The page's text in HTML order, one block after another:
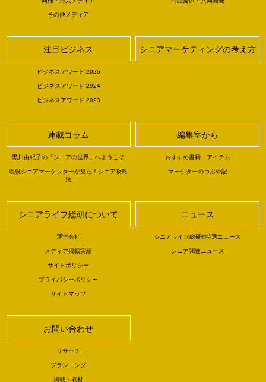
その他メディア
注目ビジネス
ビジネスアワード 2025
ビジネスアワード 2024
ビジネスアワード 2023
シニアマーケティングの考え方
連載コラム
黒川由紀子の「シニアの世界」へようこそ
現役シニアマーケッターが見た！シニア攻略
法
編集室から
おすすめ書籍・アイテム
マーケターのつぶや記
シニアライフ総研について
運営会社
メディア掲載実績
サイトポリシー
プライバシーポリシー
サイトマップ
ニュース
シニアライフ総研®特選ニュース
シニア関連ニュース
お問い合わせ
リサーチ
プランニング
掲載・取材